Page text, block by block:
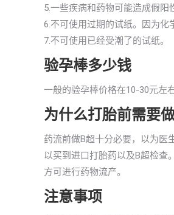
5.一些疾病和药物可能造成假阳
6.不可使用过期的试纸。因为化
7.不可使用已经受潮了的试纸。
验孕棒多少钱
一般的验孕棒价格在10-30元左
为什么打胎前需要
药流前做B超十分必要，以为医
以买到进口打胎药以及B超检查
方可进行药物流产。
注意事项